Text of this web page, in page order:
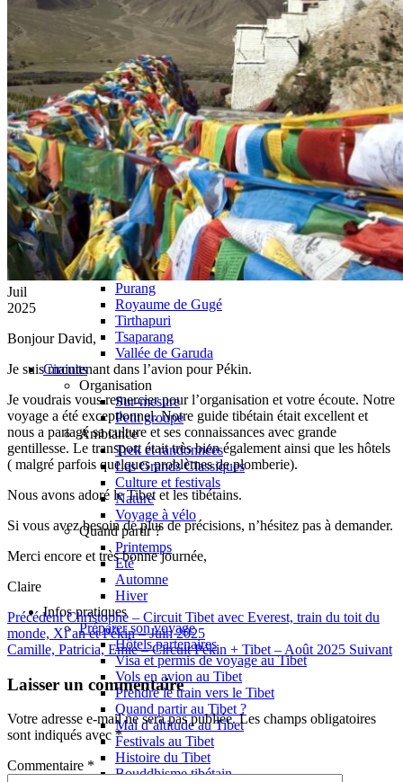
Monastère de Traduk
Gyantsé
Pelkor Chode & Kumbum
Forteresse de Gyantsé
Lac Yamdrok Tso
Shigatsé
Tashilumpo
Monastère Narthang
Shalu
Fort de Shigatsé
Ouest Tibet
Grottes de Dungkhar
Lac Manasarovar
Montagne Everest
Mont Kailash et kora
Monastère de Khojarnath
Monastère de Sakya
Purang
Royaume de Gugé
Tirthapuri
Tsaparang
Vallée de Garuda
Circuits
Organisation
Sur-mesure
Petit groupe
Ambiance
Trek et randonnées
Les Grands Classiques
Culture et festivals
Nature
Voyage à vélo
Quand partir ?
Printemps
Eté
Automne
Hiver
Infos pratiques
Préparer son voyage
Hôtels partenaires
Visa et permis de voyage au Tibet
Vols en avion au Tibet
Prendre le train vers le Tibet
Quand partir au Tibet ?
Mal d’altitude au Tibet
Festivals au Tibet
Histoire du Tibet
Bouddhisme tibétain
Juil
2025
Bonjour David,
Je suis maintenant dans l’avion pour Pékin.
Je voudrais vous remercier pour l’organisation et votre écoute. Notre
voyage a été exceptionnel. Notre guide tibétain était excellent et
nous a partagé sa culture et ses connaissances avec grande
gentillesse. Le transport était très bien également ainsi que les hôtels
( malgré parfois quelques problèmes de plomberie).
Nous avons adoré le Tibet et les tibétains.
Si vous avez besoin de plus de précisions, n’hésitez pas à demander.
Merci encore et très bonne journée,
Claire
PrécédentChristophe – Circuit Tibet avec Everest, train du toit du
monde, Xi’an et Pékin – Juin 2025
Camille, Patricia, Emie – Circuit Pékin + Tibet – Août 2025 Suivant
Laisser un commentaire
Votre adresse e-mail ne sera pas publiée. Les champs obligatoires
sont indiqués avec *
Commentaire *